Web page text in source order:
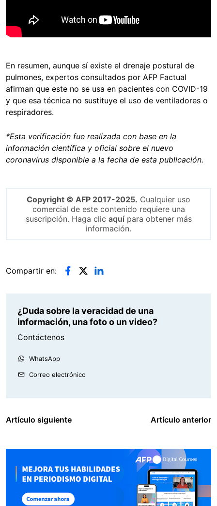
En resumen, aunque sí existe el drenaje postural de
pulmones, expertos consultados por AFP Factual
afirman que este no se usa en pacientes con COVID-19
y que esa técnica no sustituye el uso de ventiladores o
respiradores.
*Esta verificación fue realizada con base en la
información científica y oficial sobre el nuevo
coronavirus disponible a la fecha de esta publicación.
Copyright © AFP 2017-2025. Cualquier uso
comercial de este contenido requiere una
suscripción. Haga clic aquípara obtener más
información.
Compartir en:
¿Duda sobre la veracidad de una
información, una foto o un video?
Contáctenos
WhatsApp
Correo electrónico
Artículo siguiente Artículo anterior